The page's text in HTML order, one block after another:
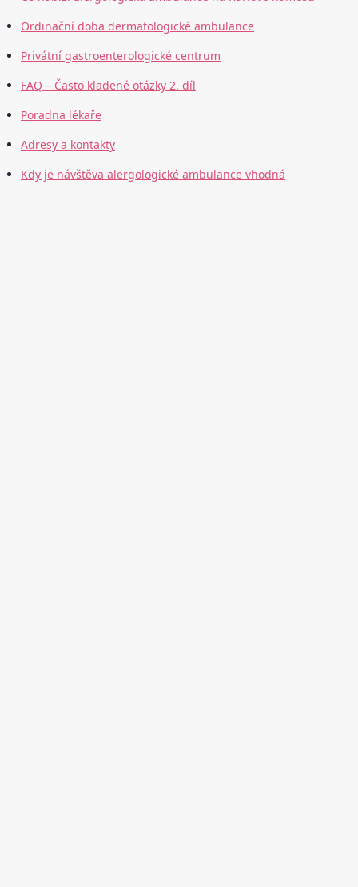
Ordinační doba dermatologické ambulance
Privátní gastroenterologické centrum
FAQ – Často kladené otázky 2. díl
Poradna lékaře
Adresy a kontakty
Kdy je návštěva alergologické ambulance vhodná